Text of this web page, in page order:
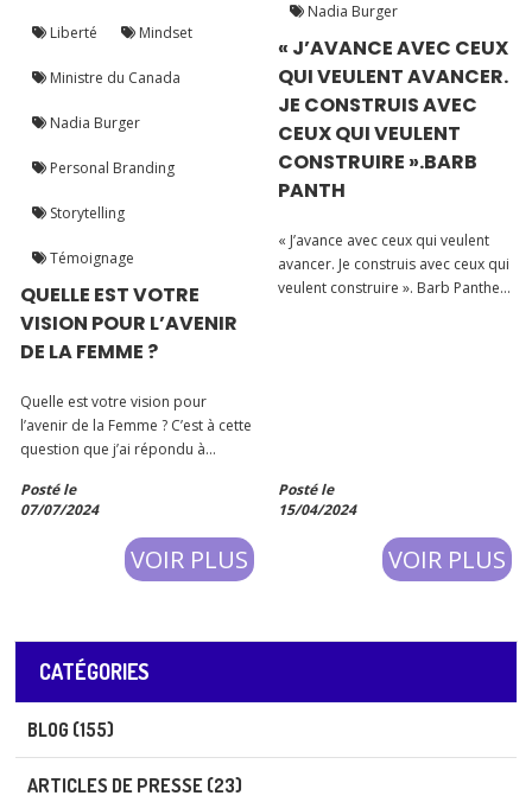
QUELLE EST VOTRE
VISION POUR L’AVENIR
DE LA FEMME ?
Quelle est votre vision pour
l’avenir de la Femme ? C’est à cette
question que j’ai répondu à
Inspirantes » dont j’ai fait partie,
avec une invitée d’honneur Nadia
Burger, Ministre plénipotentiaire
de l’Ambassade du Canad
Posté le
07/07/2024
VOIR PLUS
Liberté Mindset
Ministre du Canada
Nadia Burger
Personal Branding
Storytelling
Témoignage
« J’AVANCE AVEC CEUX
QUI VEULENT AVANCER.
JE CONSTRUIS AVEC
CEUX QUI VEULENT
CONSTRUIRE ».BARB
PANTH
« J’avance avec ceux qui veulent
avancer. Je construis avec ceux qui
veulent construire ». Barb Panther
Posté le
15/04/2024
VOIR PLUS
Nadia Burger
CATÉGORIES
BLOG (155)
ARTICLES DE PRESSE (23)